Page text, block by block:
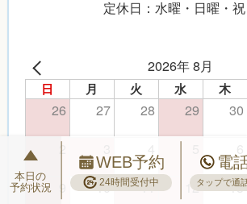
定休日：水曜・日曜・祝
2026年 8月
日 月 火 水 木
26 27 28 29 30
2
10 11 12 13
本日の
予約状況
WEB予約
24時間受付中
電
タップで通